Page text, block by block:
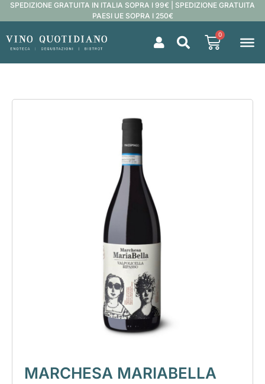
SPEDIZIONE GRATUITA IN ITALIA SOPRA I 99€ | SPEDIZIONE GRATUITA
PAESI UE SOPRA I 250€
0
MARCHESA MARIABELLA